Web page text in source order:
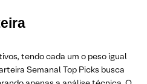
tendo cada um o peso igual
Semanal Top Picks busca